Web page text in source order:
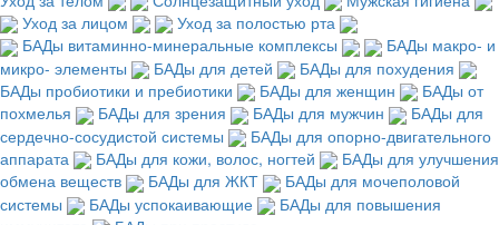
Уход за лицом
Уход за полостью рта
БАДы витаминно-минеральные комплексы
БАДы макро- и
микро- элементы
БАДы для детей
БАДы для похудения
БАДы пробиотики и пребиотики
БАДы для женщин
БАДы от
похмелья
БАДы для зрения БАДы для мужчин
БАДы для
сердечно-сосудистой системы
БАДы для опорно-двигательного
аппарата
БАДы для кожи, волос, ногтей
БАДы для улучшения
обмена веществ
БАДы для ЖКТ
БАДы для мочеполовой
системы
БАДы успокаивающие
БАДы для повышения